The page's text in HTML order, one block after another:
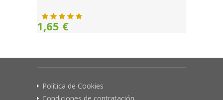
1,65 €
Política de Cookies